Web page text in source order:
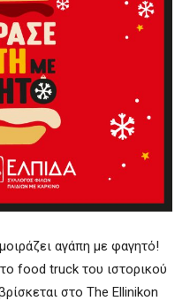
αγάπη με φαγητό!
food truck του ιστορικού
στο The Ellinikon